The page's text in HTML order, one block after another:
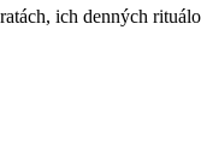
ich denných